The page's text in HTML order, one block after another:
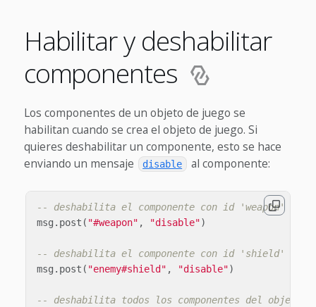
Habilitar y deshabilitar
componentes
Los componentes de un objeto de juego se
habilitan cuando se crea el objeto de juego. Si
quieres deshabilitar un componente, esto se hace
enviando un mensaje
disable al componente:
-- deshabilita el componente con id 'weapon' en
msg . post ( "#weapon" , "disable")
-- deshabilita el componente con id 'shield' en
msg . post ( "enemy#shield" , "disable")
-- deshabilita todos los componentes del objeto